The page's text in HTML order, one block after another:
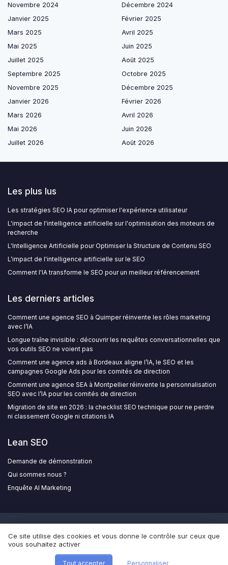
Novembre 2024
Décembre 2024
Janvier 2025
Février 2025
Mars 2025
Avril 2025
Mai 2025
Juin 2025
Juillet 2025
Août 2025
Septembre 2025
Octobre 2025
Novembre 2025
Décembre 2025
Janvier 2026
Février 2026
Mars 2026
Avril 2026
Mai 2026
Juin 2026
Juillet 2026
Août 2026
Les plus lus
Les stratégies SEO IA pour optimiser l'expérience utilisateur
L'impact de l'intelligence artificielle sur l'optimisation des moteurs de
recherche
L'Intelligence Artificielle pour Optimiser la Structure de Contenu SEO
L'impact de l'intelligence artificielle sur le SEO
Comment l'IA transforme le SEO pour un meilleur référencement
Les derniers articles
Comment une agence SEO à Quimper réinvente les rôles marketing
avec l’IA
Longue traîne invisible : découvrir les requêtes conversationnelles que
vos outils SEO ne voient pas
Comment une agence ads à Bordeaux aligne l’IA, le SEO et les
campagnes Google Ads pour les comités de direction
Comment une agence SEA à Montpellier réinvente la personnalisation
SEO avec l’IA pour les comités de direction
Migration de site en 2026 : la checklist SEO technique pour ne perdre
ni classement Google ni citations IA
Lean SEO
Demande de démonstration
Qui sommes nous ?
Enquête AI Marketing
sommes nous ?
Grande enquête sur l'utilisation de l'AI dans le
© Lean SEO 2026
Ce site utilise des cookies et vous donne le contrôle sur ceux que
vous souhaitez activer
Tout accepter Personnaliser